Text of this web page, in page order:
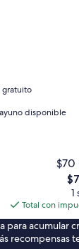
disponible
$70
El
es
de
1
Total con
para acumular
recompensas